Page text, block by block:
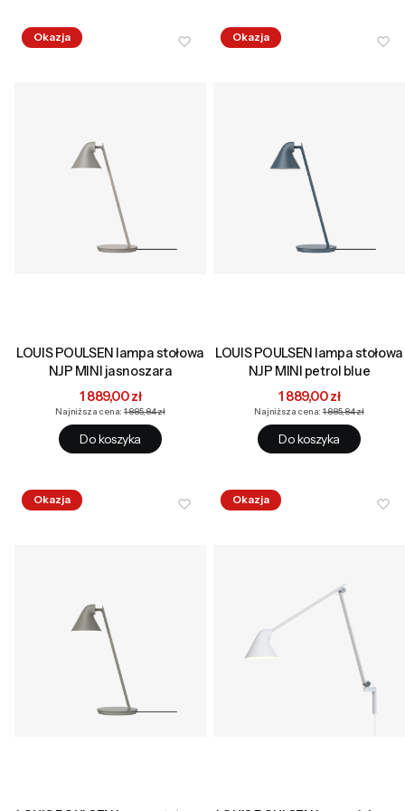
Okazja
LOUIS POULSEN lampa stołowa
NJP MINI jasnoszara
Cena promocyjna
1 889,00 zł
Najniższa cena: 1 885,84 zł
Do koszyka
Okazja
LOUIS POULSEN lampa stołowa
NJP MINI petrol blue
Cena promocyjna
1 889,00 zł
Najniższa cena: 1 885,84 zł
Do koszyka
Okazja Okazja